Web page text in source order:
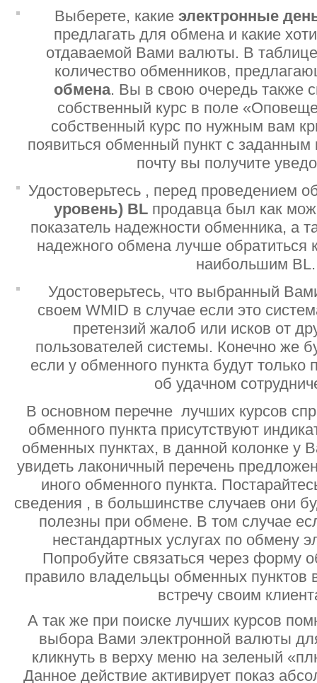
Выберете, какие электронные
предлагать для обмена и какие
отдаваемой Вами валюты. В таблице
количество обменников,
обмена. Вы в свою очередь также
собственный курс в поле
собственный курс по нужным вам
появиться обменный пункт с заданным
почту вы получите
Удостоверьтесь , перед проведением
уровень) BL продавца был как
показатель надежности обменника, а
надежного обмена лучше
наибольшим BL.
Удостоверьтесь, что выбранный
своем WMID в случае если это
претензий жалоб или исков от
пользователей системы. Конечно же
если у обменного пункта будут
об удачном
В основном перечне лучших курсов
обменного пункта присутствуют
обменных пунктах, в данной колонке у
увидеть лаконичный перечень
иного обменного пункта.
сведения , в большинстве случаев они
полезны при обмене. В том случае
нестандартных услугах по обмену
Попробуйте связаться через форму
правило владельцы обменных пунктов
встречу своим
А так же при поиске лучших курсов
выбора Вами электронной валюты
кликнуть в верху меню на зеленый
Данное действие активирует показ